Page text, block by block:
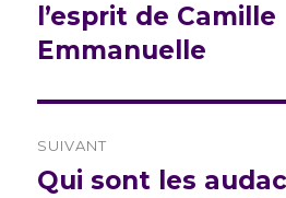
l’article
précédente :
l’esprit de Camille
Emmanuelle
SUIVANT
Publication
Qui sont les